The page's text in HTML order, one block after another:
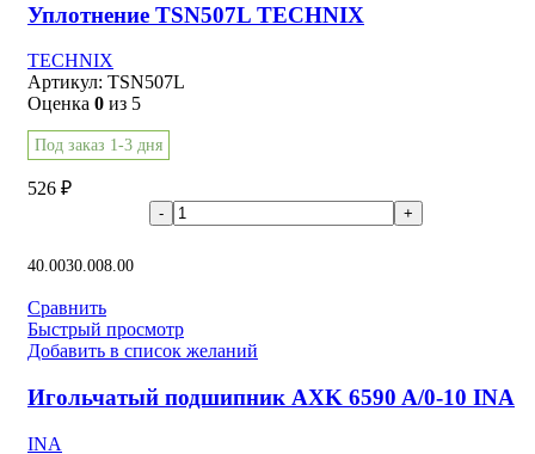
Уплотнение TSN507L TECHNIX
TECHNIX
Артикул: TSN507L
Оценка 0 из 5
Под заказ 1-3 дня
526 ₽
40.0030.008.00
Сравнить
Быстрый просмотр
Добавить в список желаний
Игольчатый подшипник AXK 6590 A/0-10 INA
INA